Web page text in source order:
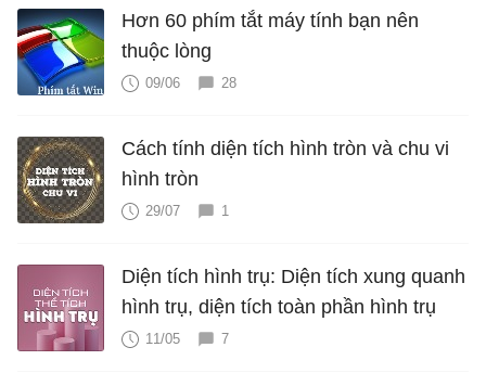
Hơn 60 phím tắt máy tính bạn nên
thuộc lòng
09/06 28
Cách tính diện tích hình tròn và chu vi
hình tròn
29/07 1
Diện tích hình trụ: Diện tích xung quanh
hình trụ, diện tích toàn phần hình trụ
11/05 7